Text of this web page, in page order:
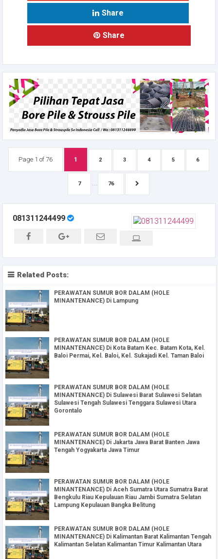
Share
Share
Page 1 of 76 1 2 3 4 5 6
7 ... 76
081311244499
Related Posts:
PERAWATAN SUMUR BOR DALAM (HOLE
MINANTENANCE) Di Lampung
PERAWATAN SUMUR BOR DALAM (HOLE
MINANTENANCE) Di Kota Batam Kec. Batam Kota, Kel.
Baloi Permai, Kel. Baloi, Kel. Sukajadi Kel. Taman Baloi
PERAWATAN SUMUR BOR DALAM (HOLE
MINANTENANCE) Di Sulawesi Barat Sulawesi Selatan
Sulawesi Tengah Sulawesi Tenggara Sulawesi Utara
Gorontalo
PERAWATAN SUMUR BOR DALAM (HOLE
MINANTENANCE) Di Jakarta Jawa Barat Banten Jawa
Tengah Yogyakarta Jawa Timur
PERAWATAN SUMUR BOR DALAM (HOLE
MINANTENANCE) Di Aceh Sumatra Utara Sumatra Barat
Bengkulu Riau Kepulauan Riau Jambi Sumatra Selatan
Lampung Kepulauan Bangka Belitung
PERAWATAN SUMUR BOR DALAM (HOLE
MINANTENANCE) Di Kalimantan Barat Kalimantan Tengah
Kalimantan Selatan Kalimantan Timur Kalimantan Utara